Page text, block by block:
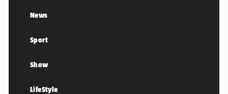
News
Sport
Show
LifeStyle